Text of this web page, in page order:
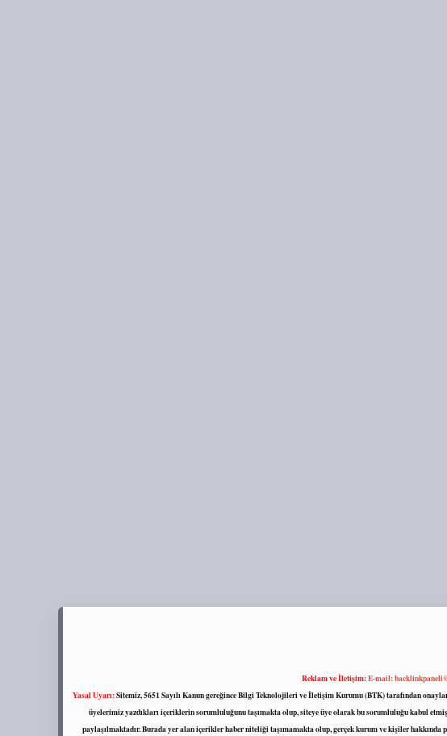
Reklam ve İletişim:E-mail:
Yasal Uyarı:Sitemiz, 5651 Sayılı Kanun gereğince Bilgi Teknolojileri ve İletişim Kurumu (BTK) tarafından
üyelerimiz yazdıkları içeriklerin sorumluluğunu taşımakta olup, siteye üye olarak bu sorumluluğu kabul
paylaşılmaktadır. Burada yer alan içerikler haber niteliği taşımamakta olup, gerçek kurum ve kişiler